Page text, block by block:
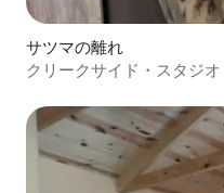
サツマの離れ
クリークサイド・スタジ